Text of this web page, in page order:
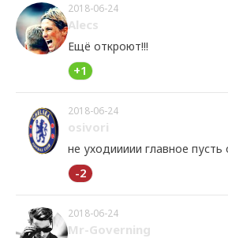
2018-06-24
Alecs
Ещё откроют!!!
+1
2018-06-24
osivori
не уходиииии главное пусть
-2
2018-06-24
Mr-Governing